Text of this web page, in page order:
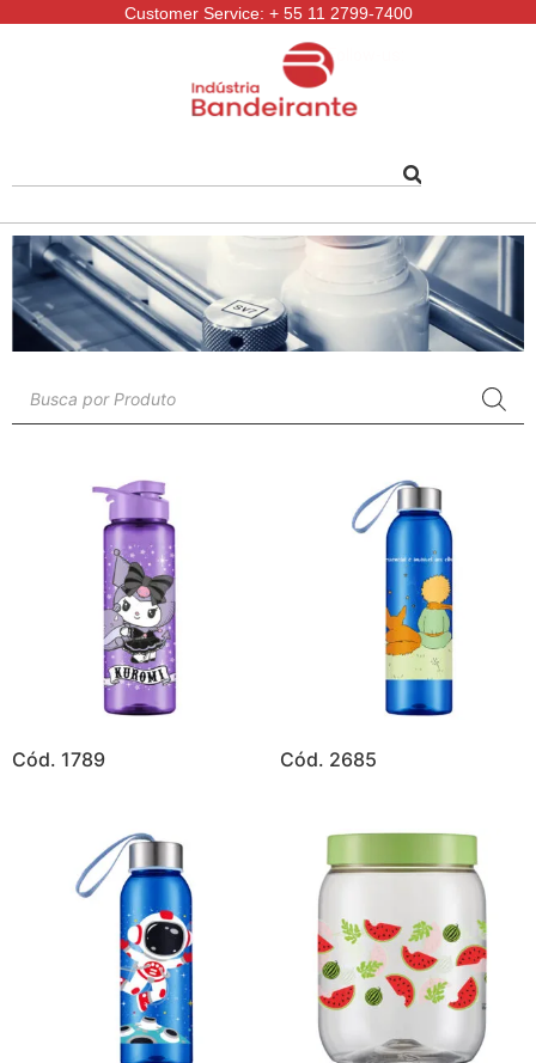
Customer Service: + 55 11 2799-7400
Follow-us:
Cód. 1789 Cód. 2685